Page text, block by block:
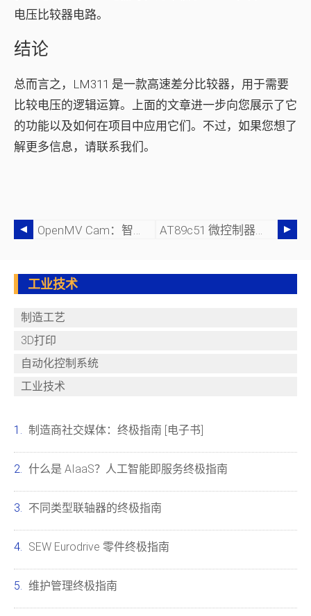
电压比较器电路。
结论
总而言之，LM311 是一款高速差分比较器，用于需要
比较电压的逻辑运算。上面的文章进一步向您展示了它
的功能以及如何在项目中应用它们。不过，如果您想了
解更多信息，请联系我们。
OpenMV Cam：智能视觉相机技术指南 AT89c51 微控制器：编程、引脚排列、特性和替代方案
工业技术
制造工艺
3D打印
自动化控制系统
工业技术
制造商社交媒体：终极指南 [电子书]
什么是 AIaaS？人工智能即服务终极指南
不同类型联轴器的终极指南
SEW Eurodrive 零件终极指南
维护管理终极指南